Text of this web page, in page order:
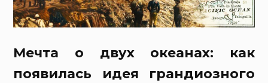
Мечта о двух океанах: как
появилась идея грандиозного